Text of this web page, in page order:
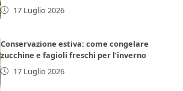
17 Luglio 2026
Conservazione estiva: come congelare
zucchine e fagioli freschi per l’inverno
17 Luglio 2026